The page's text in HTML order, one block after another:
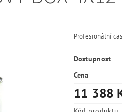
Profesionální
Dostupnost
Cena
11 388